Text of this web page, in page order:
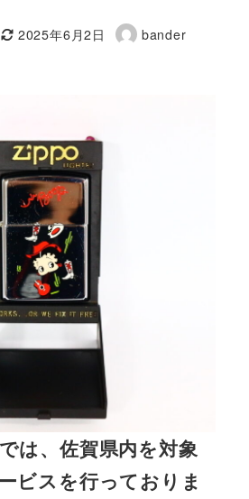
更新日
2025年6月2日
著
bander
は、佐賀県内を対象
ビスを行っておりま